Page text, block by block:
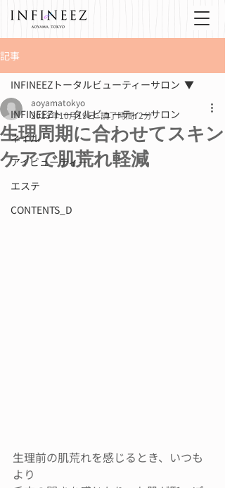
記事
INFINEEZトータルビューティーサロン
ネイル
アイビューティー
エステ
CONTENTS_D
INFINEEZトータルビューティーサロン
生理周期に合わせてスキン
ケアで肌荒れ軽減
aoyamatokyo
2023年10月19日 読了時間: 2分
生理前の肌荒れを感じるとき、いつも
より